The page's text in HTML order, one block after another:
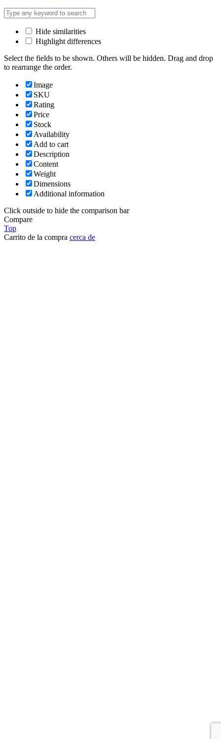
Hide similarities
Highlight differences
Select the fields to be shown. Others will be hidden. Drag and drop
to rearrange the order.
Image
SKU
Rating
Price
Stock
Availability
Add to cart
Description
Content
Weight
Dimensions
Additional information
Click outside to hide the comparison bar
Compare
Top
Carrito de la compra cerca de